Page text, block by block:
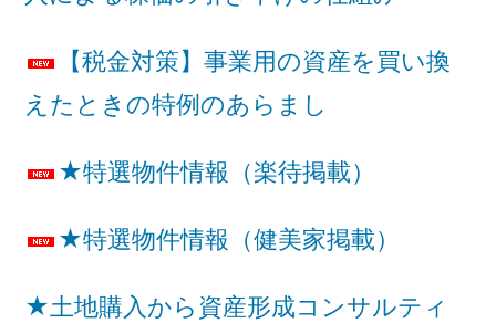
【税金対策】事業用の資産を買い換
えたときの特例のあらまし
★特選物件情報（楽待掲載）
★特選物件情報（健美家掲載）
★土地購入から資産形成コンサルティ